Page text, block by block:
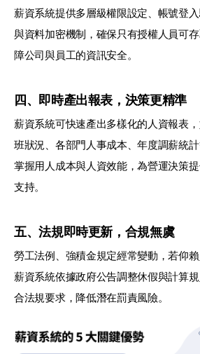
薪資系統提供多層級權限設定、帳號登
與資料加密機制，確保只有授權人員可
障公司與員工的資訊安全。
四、即時產出報表，決策更精準
薪資系統可快速產出多樣化的人資報表
班狀況、各部門人事成本、年度調薪統
掌握用人成本與人資效能，為營運決策
支持。
五、法規即時更新，合規無虞
勞工法例、強積金規定經常變動，若仰賴
薪資系統依據政府公告調整休假與計算
合法規要求，降低潛在罰責風險。